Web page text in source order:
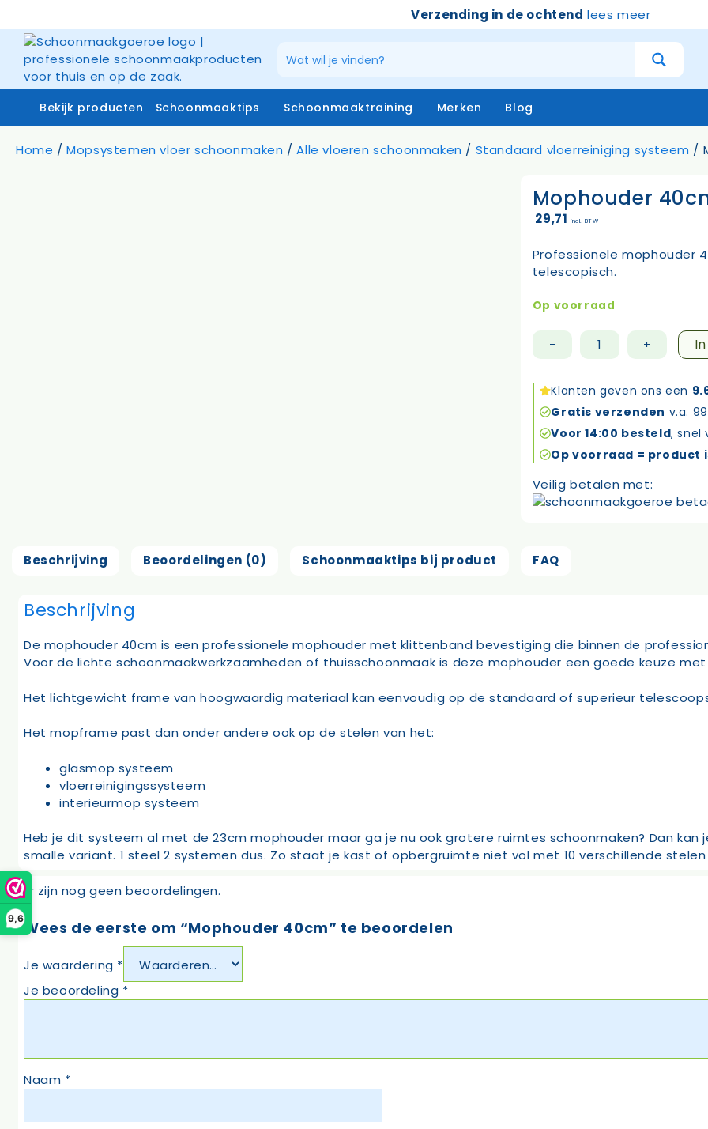
9,6
inhoud
Verzending in de ochtend lees meer
Bekijk producten
Handschoenen
Emmers
Vloertrekkers
Schrapers – handtrekkers
Sponzen
Schoonmaaktips Schoonmaaktraining Merken Blog
Home /Mopsystemen vloer schoonmaken /Alle vloeren schoonmaken / Standaard vloerreiniging systeem /
Mophouder
29,71 incl. BTW
Professionele mophouder
telescopisch.
Op voorraad
-
Mophouder
aantal
+
Klanten geven ons een
Gratis verzenden v.a.
Voor 14:00 besteld, snel
Op voorraad = product
Veilig betalen met:
Beschrijving Beoordelingen (0) Schoonmaaktips bij product FAQ
Beschrijving
De mophouder 40cm is een professionele mophouder met klittenband bevestiging die binnen de
Voor de lichte schoonmaakwerkzaamheden of thuisschoonmaak is deze mophouder een goede keuze
Het lichtgewicht frame van hoogwaardig materiaal kan eenvoudig op de standaard of superieur
Het mopframe past dan onder andere ook op de stelen van het:
glasmop systeem
vloerreinigingssysteem
interieurmop systeem
Heb je dit systeem al met de 23cm mophouder maar ga je nu ook grotere ruimtes schoonmaken? Dan
smalle variant. 1 steel 2 systemen dus. Zo staat je kast of opbergruimte niet vol met 10 verschillende
Er zijn nog geen beoordelingen.
Wees de eerste om “Mophouder 40cm” te beoordelen
Je waardering *
Je beoordeling *
Naam *